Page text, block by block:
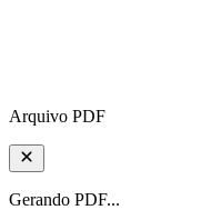
Arquivo PDF
Gerando PDF...